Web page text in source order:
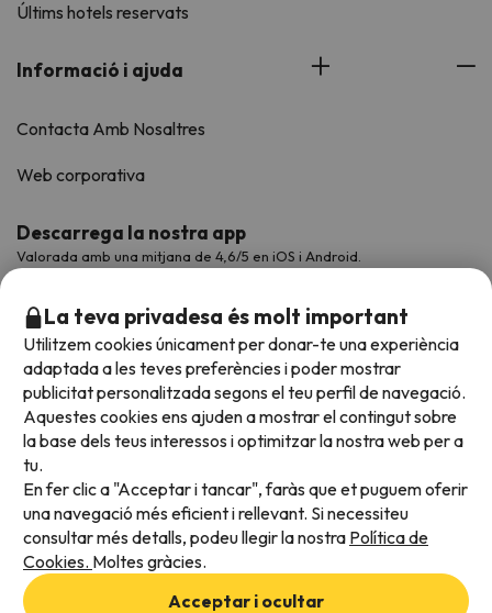
Últims hotels reservats
Informació i ajuda
Contacta Amb Nosaltres
Web corporativa
Descarrega la nostra app
Valorada amb una mitjana de 4,6/5 en iOS i Android.
Acceptem
Condicions generals
La teva privadesa és molt important
Utilitzem cookies únicament per donar-te una experiència
adaptada a les teves preferències i poder mostrar
publicitat personalitzada segons el teu perfil de navegació.
Aquestes cookies ens ajuden a mostrar el contingut sobre
la base dels teus interessos i optimitzar la nostra web per a
tu.
En fer clic a "Acceptar i tancar", faràs que et puguem oferir
una navegació més eficient i rellevant. Si necessiteu
consultar més detalls, podeu llegir la nostra Política de
Cookies. Moltes gràcies.
Acceptar i ocultar